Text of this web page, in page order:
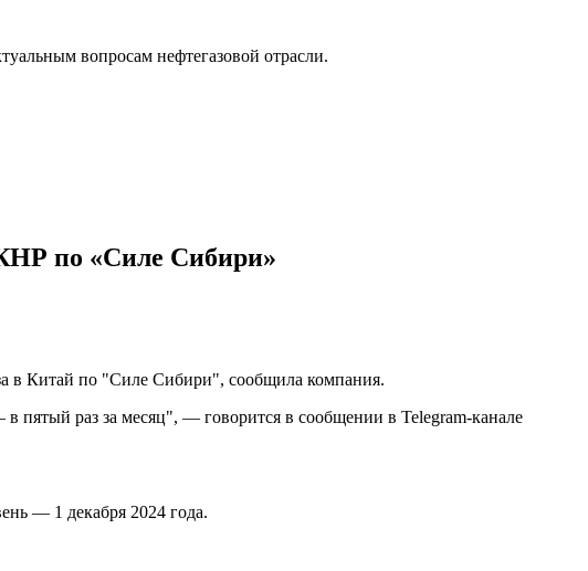
вопросам нефтегазовой отрасли.
КНР по «Силе Сибири»
в Китай по "Силе Сибири", сообщила компания.
пятый раз за месяц", — говорится в сообщении в Telegram-канале
— 1 декабря 2024 года.